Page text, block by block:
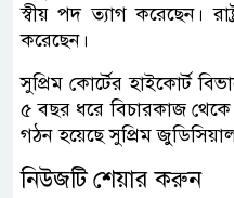
স্বীয় পদ ত্যাগ করেছেন।
করেছেন।
সুপ্রিম কোর্টের হাইকোর্ট
৫ বছর ধরে বিচারকাজ
গঠন হয়েছে সুপ্রিম
নিউজটি শেয়ার করুন